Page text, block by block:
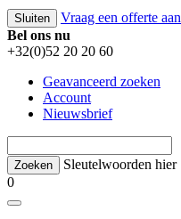
Sluiten Vraag een offerte aan
Bel ons nu
+32(0)52 20 20 60
Geavanceerd zoeken
Account
Nieuwsbrief
Sleutelwoorden hier
0